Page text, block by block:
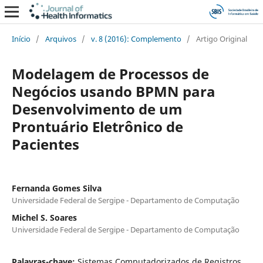
Início / Arquivos / v. 8 (2016): Complemento / Artigo Original
Modelagem de Processos de
Negócios usando BPMN para
Desenvolvimento de um
Prontuário Eletrônico de
Pacientes
Fernanda Gomes Silva
Universidade Federal de Sergipe - Departamento de Computação
Michel S. Soares
Universidade Federal de Sergipe - Departamento de Computação